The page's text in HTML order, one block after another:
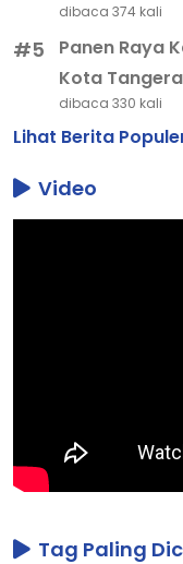
dibaca 374 kali
#5
Panen Raya
Kota
dibaca 330 kali
Lihat Berita
Video
Tag Paling